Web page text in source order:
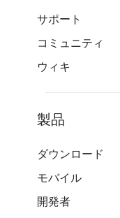
サポート
コミュニティ
ウィキ
製品
ダウンロード
モバイル
開発者